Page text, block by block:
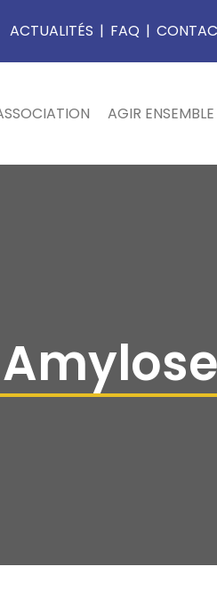
ACTUALITÉS | FAQ |
AGIR ENSEMBLE